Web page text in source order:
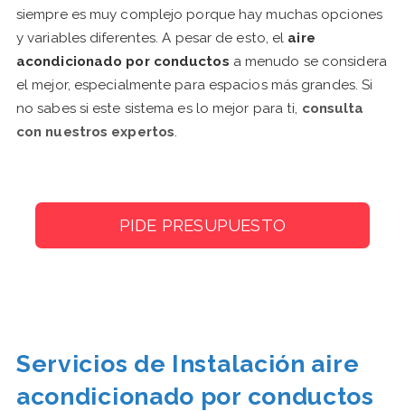
siempre es muy complejo porque hay muchas opciones
y variables diferentes. A pesar de esto, el aire
acondicionado por conductos a menudo se considera
el mejor, especialmente para espacios más grandes. Si
no sabes si este sistema es lo mejor para ti, consulta
con nuestros expertos.
PIDE PRESUPUESTO
Servicios de Instalación aire
acondicionado por conductos